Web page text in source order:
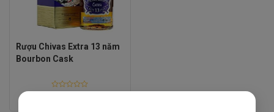
Rượu Chivas Extra 13 năm
Bourbon Cask